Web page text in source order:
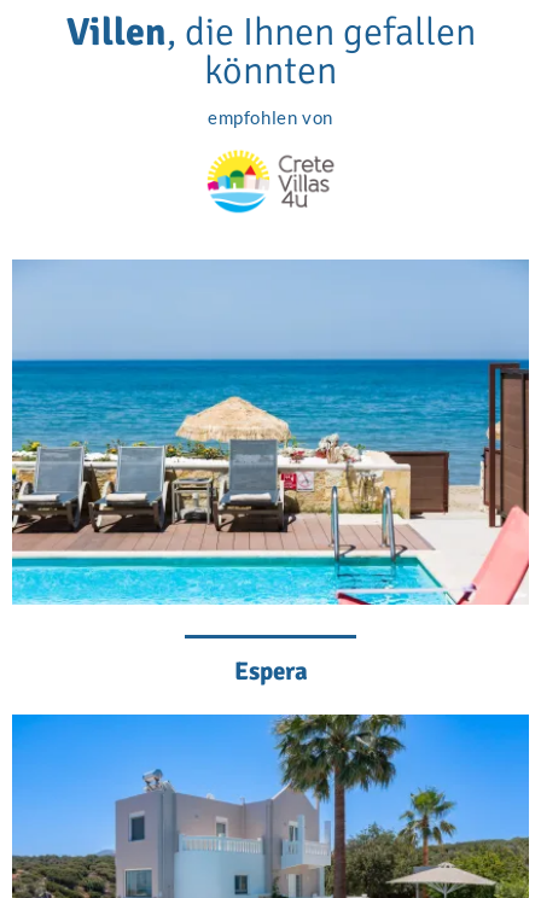
Villen, die Ihnen gefallen
könnten
empfohlen von
Espera